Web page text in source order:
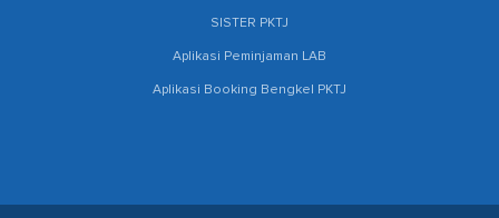
SISTER PKTJ
Aplikasi Peminjaman LAB
Aplikasi Booking Bengkel PKTJ